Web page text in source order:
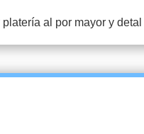
al por mayor y